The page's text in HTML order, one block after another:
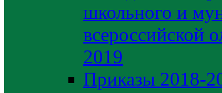
школьного и
всероссийской
2019
Приказы 2018-